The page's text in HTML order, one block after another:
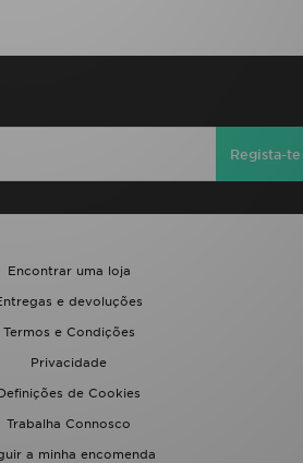
Regista-te
Encontrar uma loja
e devoluções
Termos e Condições
Privacidade
de Cookies
Trabalha Connosco
a minha encomenda